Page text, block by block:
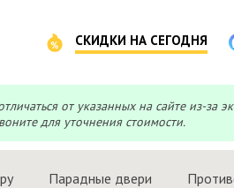
СКИДКИ НА СЕГОДНЯ
от указанных на сайте из-за
для уточнения стоимости.
Парадные двери